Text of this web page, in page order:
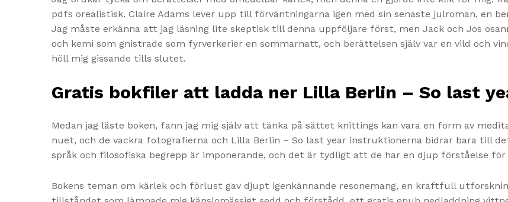
pdfs orealistisk. Claire Adams lever upp till förväntningarna igen med sin senaste julroman, en
Jag måste erkänna att jag läsning lite skeptisk till denna uppföljare först, men Jack och Jos
och kemi som gnistrade som fyrverkerier en sommarnatt, och berättelsen själv var en vild och
höll mig gissande tills slutet.
Gratis bokfiler att ladda ner Lilla Berlin – So last
Medan jag läste boken, fann jag mig själv att tänka på sättet knittings kan vara en form av
nuet, och de vackra fotografierna och Lilla Berlin – So last year instruktionerna bidrar bara till
språk och filosofiska begrepp är imponerande, och det är tydligt att de har en djup förståelse för
Bokens teman om kärlek och förlust gav djupt igenkännande resonemang, en kraftfull